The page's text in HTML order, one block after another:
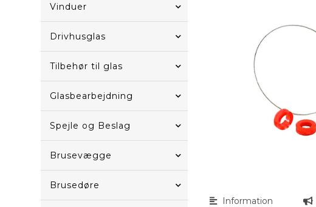
Vinduer
Drivhusglas
Tilbehør til glas
Glasbearbejdning
Spejle og Beslag
Brusevægge
Brusedøre
Information